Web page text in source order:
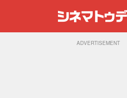
ADVERTISEMENT